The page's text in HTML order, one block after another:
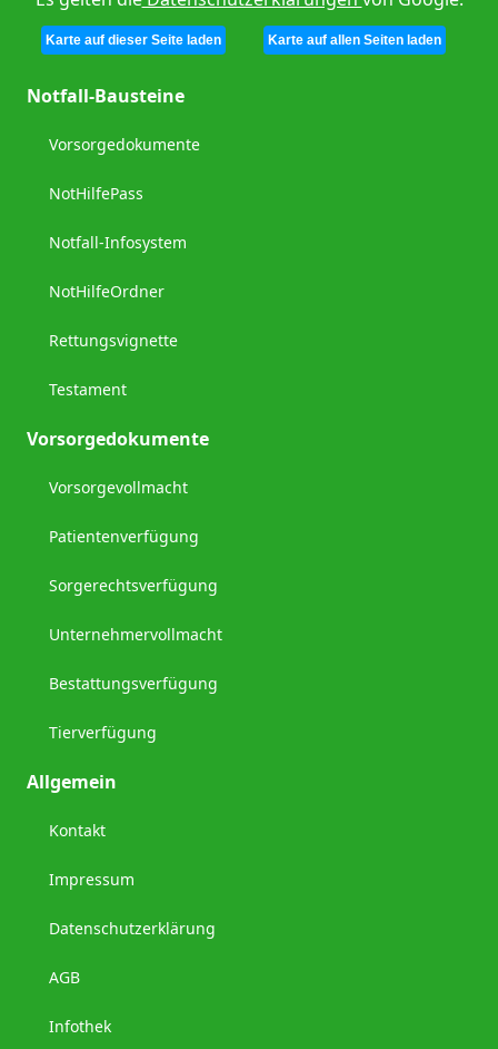
Karte auf dieser Seite laden Karte auf allen Seiten laden
Notfall-Bausteine
Vorsorgedokumente
NotHilfePass
Notfall-Infosystem
NotHilfeOrdner
Rettungsvignette
Testament
Vorsorgedokumente
Vorsorgevollmacht
Patientenverfügung
Sorgerechtsverfügung
Unternehmervollmacht
Bestattungsverfügung
Tierverfügung
Allgemein
Kontakt
Impressum
Datenschutzerklärung
AGB
Infothek